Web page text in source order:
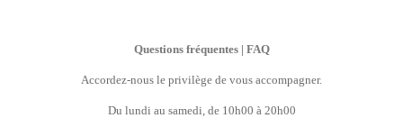
Questions fréquentes | FAQ
Accordez-nous le privilège de vous accompagner.
Du lundi au samedi, de 10h00 à 20h00